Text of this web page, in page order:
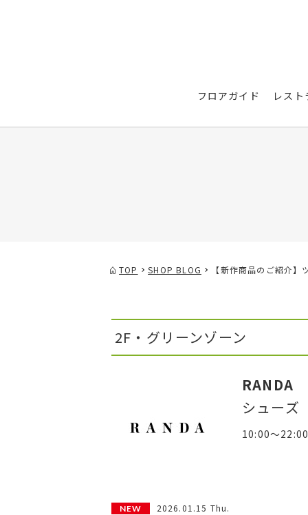
フロアガイド レス
TOP SHOP BLOG 【新作商品のご紹介
2F・グリーンゾーン
RANDA
シューズ
10:00～
2026.01.15 Thu.